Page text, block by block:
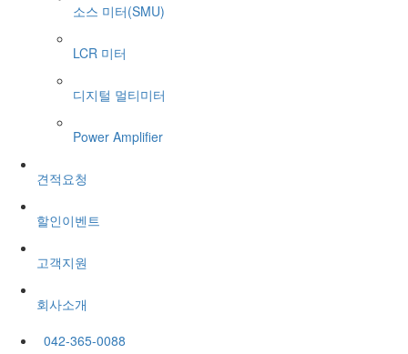
소스 미터(SMU)
LCR 미터
디지털 멀티미터
Power Amplifier
견적요청
할인이벤트
고객지원
회사소개
042-365-0088